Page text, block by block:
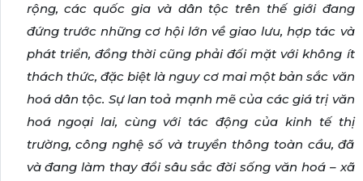
rộng, các quốc gia và dân tộc trên thế giới đang
đứng trước những cơ hội lớn về giao lưu, hợp tác và
phát triển, đồng thời cũng phải đối mặt với không ít
thách thức, đặc biệt là nguy cơ mai một bản sắc văn
hoá dân tộc. Sự lan toả mạnh mẽ của các giá trị văn
hoá ngoại lai, cùng với tác động của kinh tế thị
trường, công nghệ số và truyền thông toàn cầu, đã
và đang làm thay đổi sâu sắc đời sống văn hoá – xã